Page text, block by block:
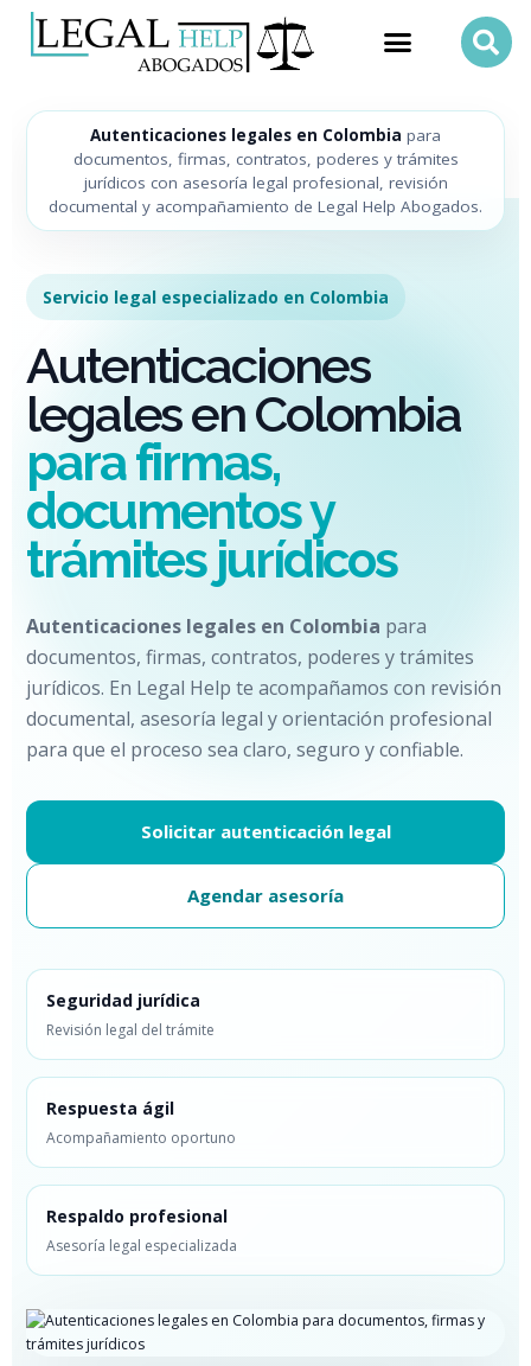
Autenticaciones legales en Colombia para
documentos, firmas, contratos, poderes y trámites
jurídicos con asesoría legal profesional, revisión
documental y acompañamiento de Legal Help Abogados.
Servicio legal especializado en Colombia
Autenticaciones
legales en Colombia
para firmas,
documentos y
trámites jurídicos
Autenticaciones legales en Colombia para
documentos, firmas, contratos, poderes y trámites
jurídicos. En Legal Help te acompañamos con revisión
documental, asesoría legal y orientación profesional
para que el proceso sea claro, seguro y confiable.
Solicitar autenticación legal
Agendar asesoría
Seguridad jurídica
Revisión legal del trámite
Respuesta ágil
Acompañamiento oportuno
Respaldo profesional
Asesoría legal especializada